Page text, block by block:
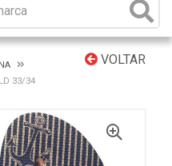
VOLTAR
33/34